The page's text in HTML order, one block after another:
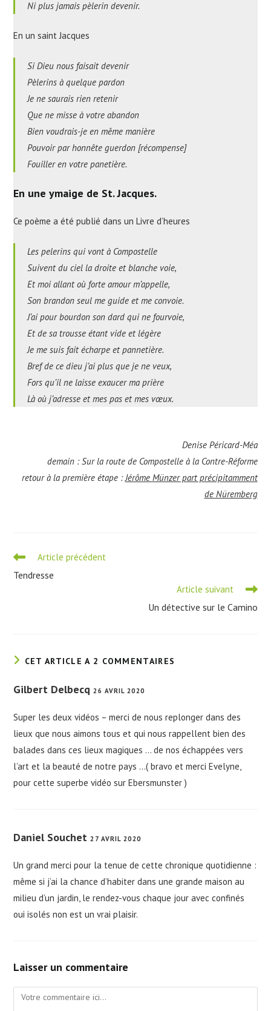
Ni plus jamais pèlerin devenir.
En un saint Jacques
Si Dieu nous faisait devenir
Pèlerins à quelque pardon
Je ne saurais rien retenir
Que ne misse à votre abandon
Bien voudrais-je en même manière
Pouvoir par honnête guerdon [récompense]
Fouiller en votre panetière.
En une ymaige de St. Jacques.
Ce poème a été publié dans un Livre d’heures
Les pelerins qui vont à Compostelle
Suivent du ciel la droite et blanche voie,
Et moi allant où forte amour m’appelle,
Son brandon seul me guide et me convoie.
J’ai pour bourdon son dard qui ne fourvoie,
Et de sa trousse étant vide et légère
Je me suis fait écharpe et pannetière.
Bref de ce dieu j’ai plus que je ne veux,
Fors qu’il ne laisse exaucer ma prière
Là où j’adresse et mes pas et mes vœux.
Denise Péricard-Méa
demain : Sur la route de Compostelle à la Contre-Réforme
retour à la première étape :Jérôme Münzer part précipitamment
de Nüremberg
Read
articles
Article précédent
Tendresse
Article suivant
Un détective sur le Camino
CET ARTICLE A 2 COMMENTAIRES
Gilbert Delbecq26 AVRIL 2020
Super les deux vidéos – merci de nous replonger dans des
lieux que nous aimons tous et qui nous rappellent bien des
balades dans ces lieux magiques … de nos échappées vers
l’art et la beauté de notre pays …( bravo et merci Evelyne,
pour cette superbe vidéo sur Ebersmunster )
Daniel Souchet27 AVRIL 2020
Un grand merci pour la tenue de cette chronique quotidienne :
même si j’ai la chance d’habiter dans une grande maison au
milieu d’un jardin, le rendez-vous chaque jour avec confinés
oui isolés non est un vrai plaisir.
Laisser un commentaire
Comment